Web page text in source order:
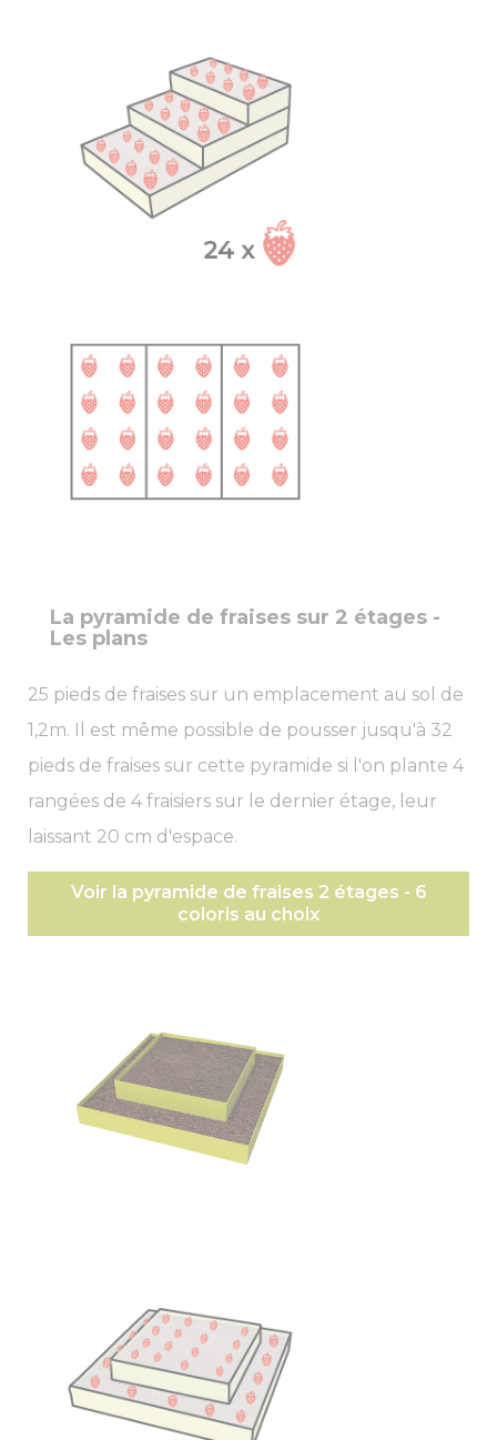
La pyramide de fraises sur 2 étages -
Les plans
25 pieds de fraises sur un emplacement au sol de
1,2m. Il est même possible de pousser jusqu'à 32
pieds de fraises sur cette pyramide si l'on plante 4
rangées de 4 fraisiers sur le dernier étage, leur
laissant 20 cm d'espace.
Voir la pyramide de fraises 2 étages - 6
coloris au choix